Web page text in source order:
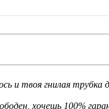
и твоя гнилая трубка
хочешь 100%